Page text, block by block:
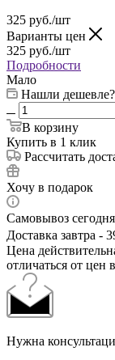
325 руб./шт
Варианты цен
325 руб./шт
Подробности
Мало
Нашли дешевле?
В корзину
Купить в 1 клик
Рассчитать
Хочу в подарок
Самовывоз
Доставка завтра -
Цена
отличаться от цен
Нужна